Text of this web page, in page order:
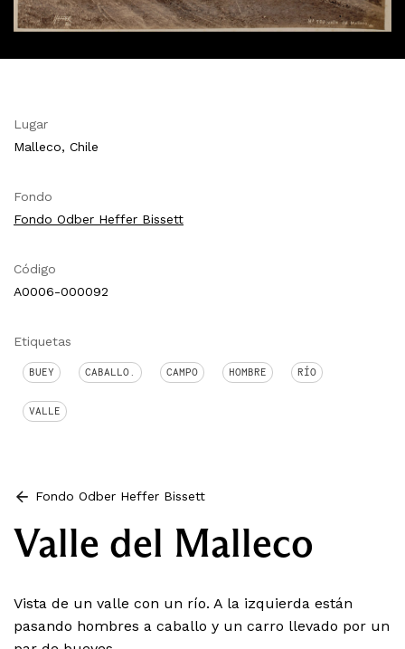
Lugar
Malleco, Chile
Fondo
Fondo Odber Heffer Bissett
Código
A0006-000092
Etiquetas
BUEY CABALLO. CAMPO HOMBRE RÍO
VALLE
Fondo Odber Heffer Bissett
Valle del Malleco
Vista de un valle con un río. A la izquierda están
pasando hombres a caballo y un carro llevado por un